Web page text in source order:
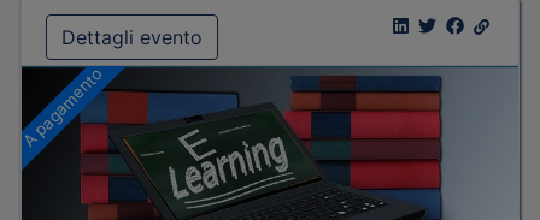
Dettagli evento
A pagamento